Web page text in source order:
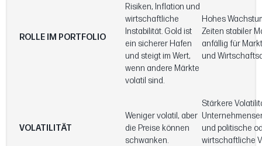
ROLLE IM PORTFOLIO
Risiken, Inflation und
wirtschaftliche
Instabilität. Gold ist
ein sicherer Hafen
und steigt im Wert,
wenn andere Märkte
volatil sind.
Hohes
Zeiten stabiler
anfällig für
und
VOLATILITÄT
Weniger volatil, aber
die Preise können
schwanken.
Stärkere
und politische
wirtschaftliche